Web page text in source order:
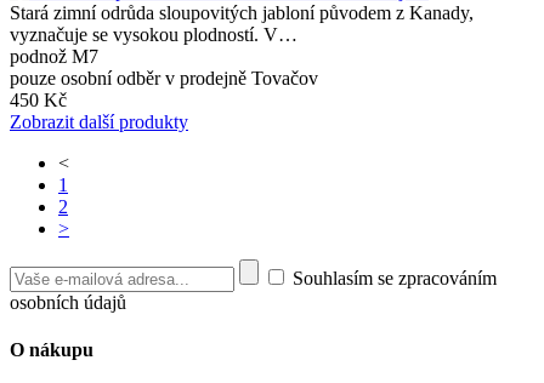
Stará zimní odrůda sloupovitých jabloní původem z Kanady,
vyznačuje se vysokou plodností. V…
podnož M7
pouze osobní odběr v prodejně Tovačov
450 Kč
Zobrazit další produkty
<
1
2
>
Souhlasím se zpracováním
osobních údajů
O nákupu